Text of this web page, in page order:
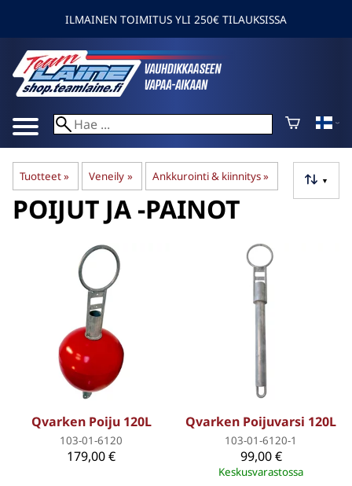
ILMAINEN TOIMITUS YLI 250€ TILAUKSISSA
Tuotteet‪» Veneily ‪» Ankkurointi & kiinnitys‪» ▼
POIJUT JA -PAINOT
Qvarken Poiju 120L
103-01-6120
179,00 €
Qvarken Poijuvarsi 120L
103-01-6120-1
99,00 €
Keskusvarastossa